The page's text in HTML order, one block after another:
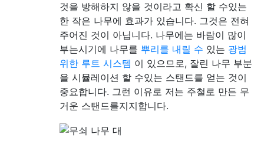
것을 방해하지 않을 것이라고 확신 할 수있는
한 작은 나무에 효과가 있습니다. 그것은 전혀
주어진 것이 아닙니다. 나무에는 바람이 많이
부는시기에 나무를 뿌리를 내릴 수 있는 광범
위한 루트 시스템 이 있으므로, 잘린 나무 부분
을 시뮬레이션 할 수있는 스탠드를 얻는 것이
중요합니다. 그런 이유로 저는 주철로 만든 무
거운 스탠드를지지합니다.